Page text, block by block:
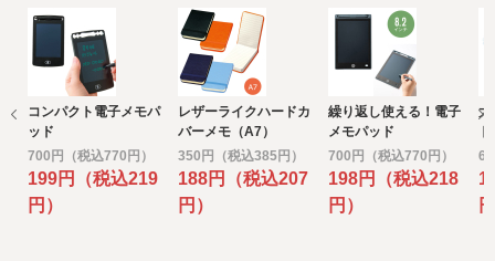
(https://www.ppc.go.jp/)では、各国における個人情報保護
制度に関する情報について掲載されています。
お客様が未成年の場合、親権者または後見人の承諾を得た
上で、本サービスを利用するものとします。
e) 個人情報の取扱いの委託について
取得した個人情報の取扱いの全部又は、一部を委託するこ
とがあります。
その場合には、当社において最善の考慮を行います。
コンパクト電子メモパ
ッド
700円（税込770円）
199円（税込219
円）
レザーライクハードカ
バーメモ（A7）
350円（税込385円）
188円（税込207
円）
繰り返し使える！電子
メモパッド
700円（税込770円）
198円（税込218
円）
大